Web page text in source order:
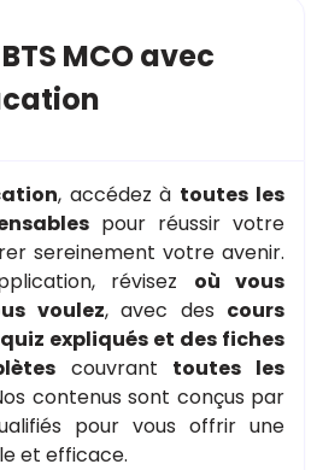
MCO avec
, accédez à toutes les
pour réussir votre
sereinement votre avenir.
révisez où vous
voulez, avec des cours
expliqués et des fiches
couvrant toutes les
contenus sont conçus par
pour vous offrir une
et efficace.